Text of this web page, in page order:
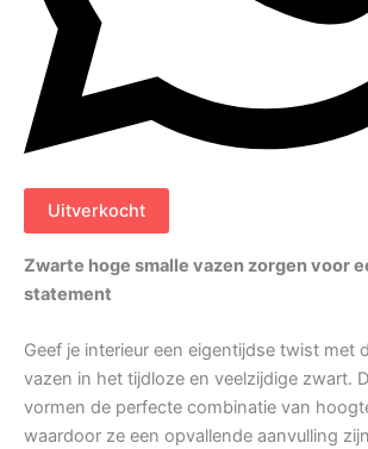
Uitverkocht
Zwarte hoge smalle vazen zorgen voor
statement
Geef je interieur een eigentijdse twist met
vazen in het tijdloze en veelzijdige zwart.
vormen de perfecte combinatie van
waardoor ze een opvallende aanvulling